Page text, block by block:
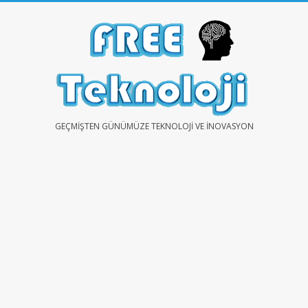
FREEGEÇMIŞTEN GÜNÜMÜZE TEKNOLOJI VE İNOVASYON